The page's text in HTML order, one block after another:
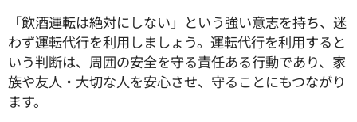
「飲酒運転は絶対にしない」という強い意志を持ち、迷
わず運転代行を利用しましょう。運転代行を利用すると
いう判断は、周囲の安全を守る責任ある行動であり、家
族や友人・大切な人を安心させ、守ることにもつながり
ます。